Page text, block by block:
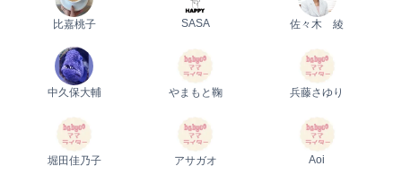
比嘉桃子 SASA 佐々木 綾
中久保大輔 やまもと鞠 兵藤さゆり
堀田佳乃子 アサガオ Aoi